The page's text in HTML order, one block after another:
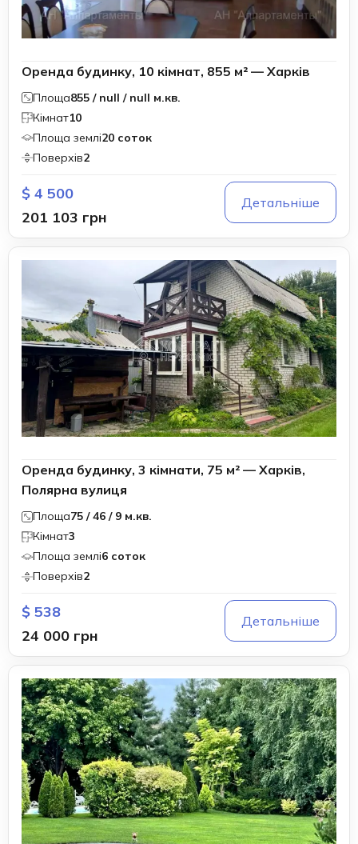
Оренда будинку, 10 кімнат, 855 м² — Харків
Площа855 / null / null м.кв.
Кімнат10
Площа землі20 соток
Поверхів2
$ 4 500
201 103 грн
Детальніше
Оренда будинку, 3 кімнати, 75 м² — Харків,
Полярна вулиця
Площа75 / 46 / 9 м.кв.
Кімнат3
Площа землі6 соток
Поверхів2
$ 538
24 000 грн
Детальніше